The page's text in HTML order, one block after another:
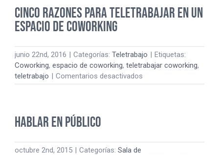
Cinco razones para teletrabajar en un
espacio de coworking
junio 22nd, 2016 | Categorías: Teletrabajo | Etiquetas:
Coworking, espacio de coworking, teletrabajar coworking,
teletrabajo | Comentarios desactivados
Cinco
Hablar en público
octubre 2nd, 2015 | Categorías: Sala de